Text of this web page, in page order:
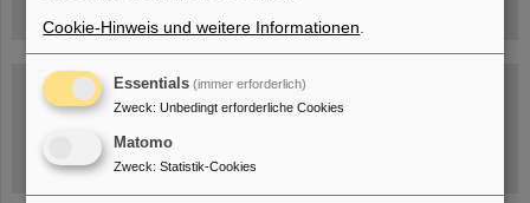
Umgang mit den Auswirkungen des Kriegs in der Ukraine
Cookie-Hinweis und weitere Informationen
Essentials (immer erforderlich)
Zweck: Unbedingt erforderliche Cookies
Matomo
Zweck: Statistik-Cookies